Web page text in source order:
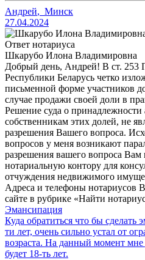
Андрей, Минск
27.04.2024
Ответ нотариуса
Шкарубо Илона Владимировна
Добрый день, Андрей! В ст. 253
Республики Беларусь четко
письменной форме участников
случае продажи своей доли в
Решение суда о
собственникам этих долей, не
разрешения Вашего вопроса.
вопросов у меня возникают
разрешения вашего вопроса Вам
нотариальную контору для
отчуждения недвижимого
Адреса и телефоны нотариусов
сайте в рубрике «Найти
Эмансипация
Куда обратиться что бы
ти лет, очень сильно устал от
возраста. На данный момент мне
будет 18-ть лет.